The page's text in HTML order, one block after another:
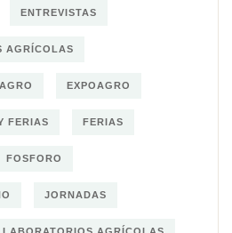
ENTREVISTAS
AGRÍCOLAS
EXPOAGRO
FERIAS FERIAS
FOSFORO
JORNADAS